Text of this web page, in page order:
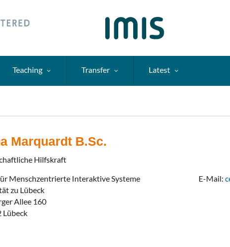
Teaching Transfer Latest
Marquardt B.Sc.
Hilfskraft
Menschzentrierte Interaktive Systeme
zu Lübeck
Allee 160
Lübeck
E-Mail: